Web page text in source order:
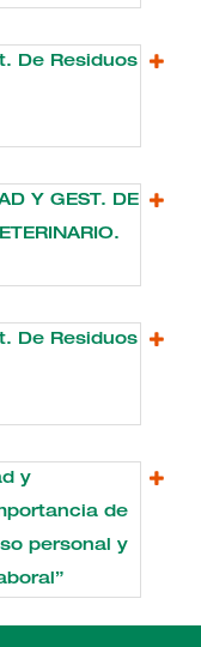
De Residuos
Y GEST. DE
De Residuos
y
de
personal y